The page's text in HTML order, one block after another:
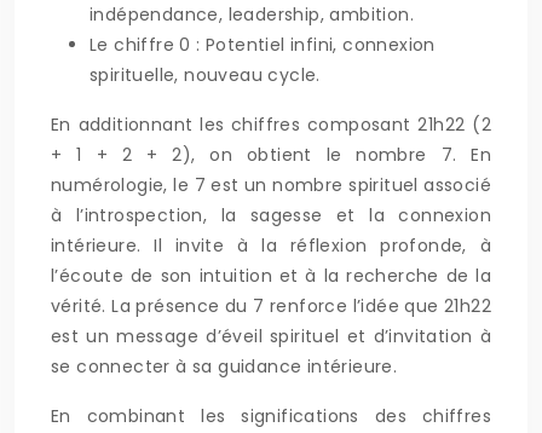
indépendance, leadership, ambition.
Le chiffre 0 : Potentiel infini, connexion
spirituelle, nouveau cycle.
En additionnant les chiffres composant 21h22 (2
+ 1 + 2 + 2), on obtient le nombre 7. En
numérologie, le 7 est un nombre spirituel associé
à l’introspection, la sagesse et la connexion
intérieure. Il invite à la réflexion profonde, à
l’écoute de son intuition et à la recherche de la
vérité. La présence du 7 renforce l’idée que 21h22
est un message d’éveil spirituel et d’invitation à
se connecter à sa guidance intérieure.
En combinant les significations des chiffres